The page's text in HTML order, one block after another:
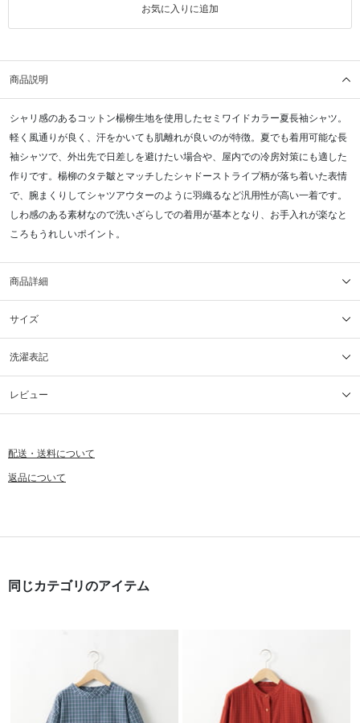
お気に入りに追加
商品説明
シャリ感のあるコットン楊柳生地を使用したセミワイドカラー夏長袖シャツ。
軽く風通りが良く、汗をかいても肌離れが良いのが特徴。夏でも着用可能な長
袖シャツで、外出先で日差しを避けたい場合や、屋内での冷房対策にも適した
作りです。楊柳のタテ皺とマッチしたシャドーストライプ柄が落ち着いた表情
で、腕まくりしてシャツアウターのように羽織るなど汎用性が高い一着です。
しわ感のある素材なので洗いざらしでの着用が基本となり、お手入れが楽なと
ころもうれしいポイント。
商品詳細
サイズ
洗濯表記
レビュー
配送・送料について
返品について
同じカテゴリのアイテム